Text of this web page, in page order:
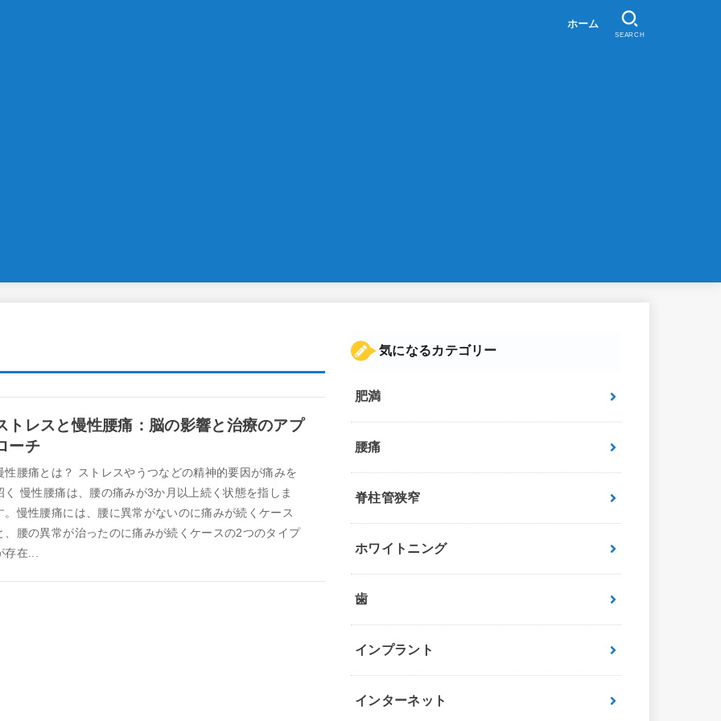
ホーム
SEARCH
トレスと慢性腰痛：脳の影響と治療のアプ
ーチ
性腰痛とは？ ストレスやうつなどの精神的要因が痛みを
く 慢性腰痛は、腰の痛みが3か月以上続く状態を指しま
。慢性腰痛には、腰に異常がないのに痛みが続くケース
、腰の異常が治ったのに痛みが続くケースの2つのタイプ
存在...
気になるカテゴリー
肥満
腰痛
脊柱管狭窄
ホワイトニング
歯
インプラント
インターネット